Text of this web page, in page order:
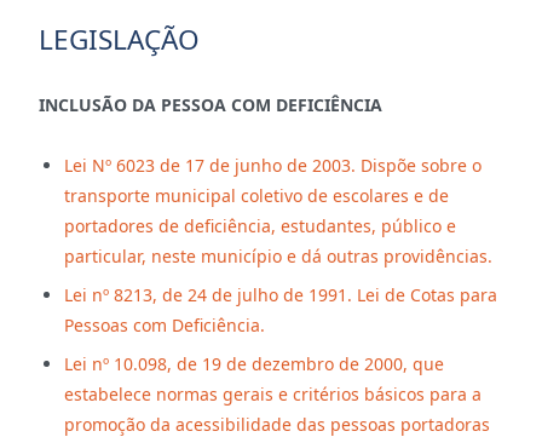
LEGISLAÇÃO
INCLUSÃO DA PESSOA COM DEFICIÊNCIA
Lei Nº 6023 de 17 de junho de 2003. Dispõe sobre o
transporte municipal coletivo de escolares e de
portadores de deficiência, estudantes, público e
particular, neste município e dá outras providências.
Lei nº 8213, de 24 de julho de 1991. Lei de Cotas para
Pessoas com Deficiência.
Lei nº 10.098, de 19 de dezembro de 2000, que
estabelece normas gerais e critérios básicos para a
promoção da acessibilidade das pessoas portadoras